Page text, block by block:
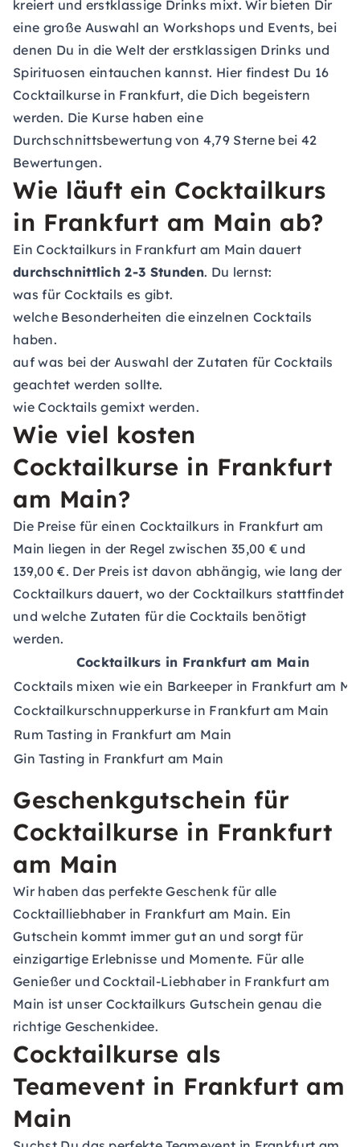
kreiert und erstklassige Drinks mixt. Wir bieten Dir
eine große Auswahl an Workshops und Events, bei
denen Du in die Welt der erstklassigen Drinks und
Spirituosen eintauchen kannst. Hier findest Du 16
Cocktailkurse in Frankfurt, die Dich begeistern
werden. Die Kurse haben eine
Durchschnittsbewertung von 4,79 Sterne bei 42
Bewertungen.
Wie läuft ein Cocktailkurs
in Frankfurt am Main ab?
Ein Cocktailkurs in Frankfurt am Main dauert
durchschnittlich 2-3 Stunden. Du lernst:
was für Cocktails es gibt.
welche Besonderheiten die einzelnen Cocktails
haben.
auf was bei der Auswahl der Zutaten für Cocktails
geachtet werden sollte.
wie Cocktails gemixt werden.
Wie viel kosten
Cocktailkurse in Frankfurt
am Main?
Die Preise für einen Cocktailkurs in Frankfurt am
Main liegen in der Regel zwischen 35,00 € und
139,00 €. Der Preis ist davon abhängig, wie lang der
Cocktailkurs dauert, wo der Cocktailkurs stattfindet
und welche Zutaten für die Cocktails benötigt
werden.
Cocktailkurs in Frankfurt am Main
Cocktails mixen wie ein Barkeeper in Frankfurt am
Cocktailkurschnupperkurse in Frankfurt am Main
Rum Tasting in Frankfurt am Main
Gin Tasting in Frankfurt am Main
Geschenkgutschein für
Cocktailkurse in Frankfurt
am Main
Wir haben das perfekte Geschenk für alle
Cocktailliebhaber in Frankfurt am Main. Ein
Gutschein kommt immer gut an und sorgt für
einzigartige Erlebnisse und Momente. Für alle
Genießer und Cocktail-Liebhaber in Frankfurt am
Main ist unser Cocktailkurs Gutschein genau die
richtige Geschenkidee.
Cocktailkurse als
Teamevent in Frankfurt am
Main